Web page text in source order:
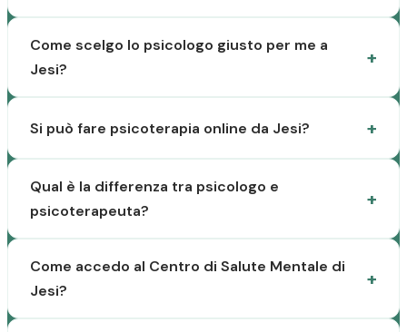
Come scelgo lo psicologo giusto per me a
Jesi?
Si può fare psicoterapia online da Jesi?
Qual è la differenza tra psicologo e
psicoterapeuta?
Come accedo al Centro di Salute Mentale di
Jesi?